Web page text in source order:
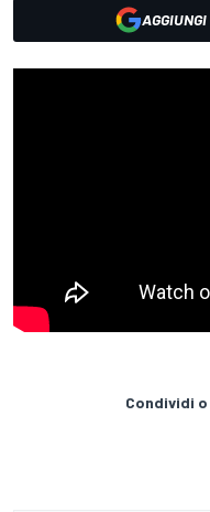
Condividi